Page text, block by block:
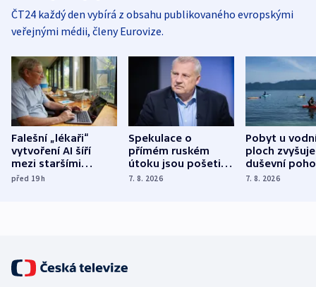
ČT24 každý den vybírá z obsahu publikovaného evropskými
veřejnými médii, členy Eurovize.
Falešní „lékaři“
vytvoření AI šíří
mezi staršími
Poláky nebezpečné
před 19h
Spekulace o
přímém ruském
útoku jsou pošetilé,
míní estonský
7. 8. 2026
Pobyt u
ploch zvyšuje
duševní
ukázala
7. 8. 2026